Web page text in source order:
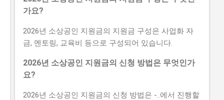
가요?
2026년 소상공인 지원금의 지원금 구성은 사업화 자
금, 멘토링, 교육비 등으로 구성되어 있습니다.
2026년 소상공인 지원금의 신청 방법은 무엇인가
요?
2026년 소상공인 지원금의 신청 방법은 -..에서 진행할